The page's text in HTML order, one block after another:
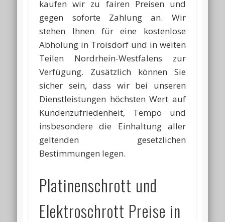
kaufen wir zu fairen Preisen und
gegen soforte Zahlung an. Wir
stehen Ihnen für eine kostenlose
Abholung in Troisdorf und in weiten
Teilen Nordrhein-Westfalens zur
Verfügung. Zusätzlich können Sie
sicher sein, dass wir bei unseren
Dienstleistungen höchsten Wert auf
Kundenzufriedenheit, Tempo und
insbesondere die Einhaltung aller
geltenden gesetzlichen
Bestimmungen legen.
Platinenschrott und
Elektroschrott Preise in